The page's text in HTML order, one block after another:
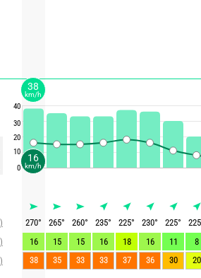
40
30
20
10
0
270° 265° 260° 235° 225° 230° 225°
225
16
15 15 16 18 16 11
8
38
35 33 33 37 36 30 20
16
km/h
38
km/h